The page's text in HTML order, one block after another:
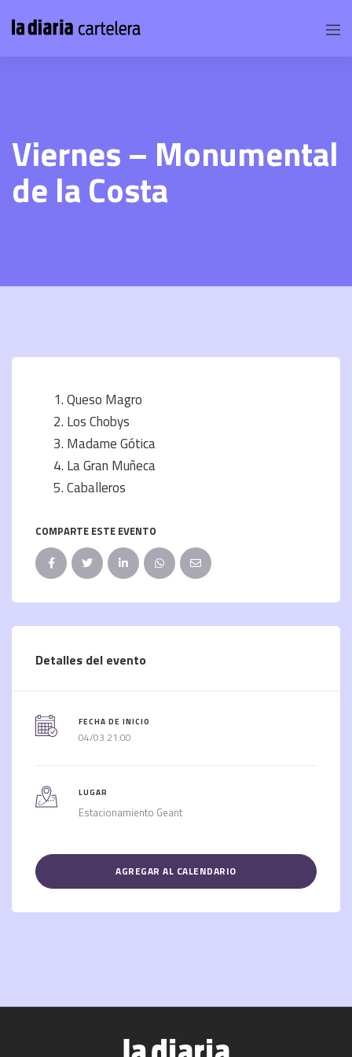
Viernes – Monumental
de la Costa
Queso Magro
Los Chobys
Madame Gótica
La Gran Muñeca
Caballeros
COMPARTE ESTE EVENTO
Detalles del evento
FECHA DE INICIO
04/03 21:00
LUGAR
Estacionamiento Geant
AGREGAR AL CALENDARIO